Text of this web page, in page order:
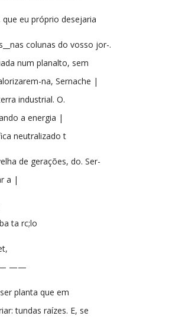
eu próprio desejaria
colunas do vosso jor-.
num planalto, sem
na, Sernache |
industrial. O.
a energia |
neutralizado t
de gerações, do. Ser-
a |
ta rc;lo
— ——
planta que em
tundas raízes. E, se